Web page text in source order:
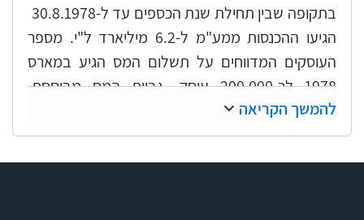
הגיעו ההכנסות ממע"מ ל-6.2 מיליארד ל"י. מספר
העוסקים המדווחים על תשלום המס הגיע במארס
1978 לכ-200,000 עוסק. גביית המס מבוססת,
להוציא מע"מ על יבוא, על שומה עצמית, והיא אמורה
להתבסס על ניהול תקין של מערכת רישומים, כפי
שנקבעו בחוק. כדי לוודא, שסכומי המס, שהעוסקים
להמשך הקריאה